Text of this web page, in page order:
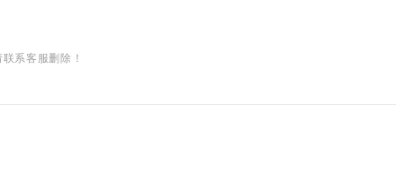
系客服删除！